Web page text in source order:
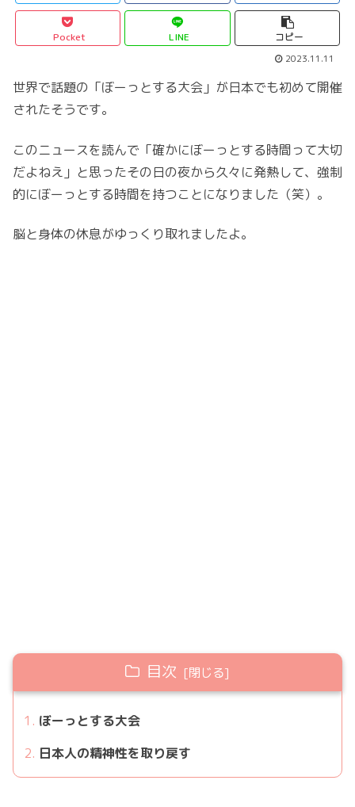
Pocket LINE コピー
2023.11.11
世界で話題の「ぼーっとする大会」が日本でも初めて開催
されたそうです。
このニュースを読んで「確かにぼーっとする時間って大切
だよねえ」と思ったその日の夜から久々に発熱して、強制
的にぼーっとする時間を持つことになりました（笑）。
脳と身体の休息がゆっくり取れましたよ。
目次
ぼーっとする大会
日本人の精神性を取り戻す